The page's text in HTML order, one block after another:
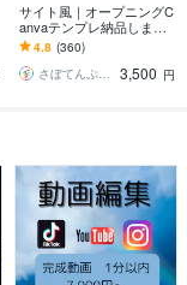
サイト風｜オープニングC
anvaテンプレ納品します
＼販売実績1000件以上！
Canva無料でスマホでOK
／
4.8 (360)
さぼてんぷれーと｜結婚式を、もっと楽しく
3,500 円